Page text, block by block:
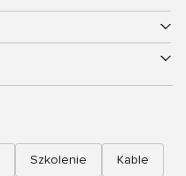
Szkolenie Kable